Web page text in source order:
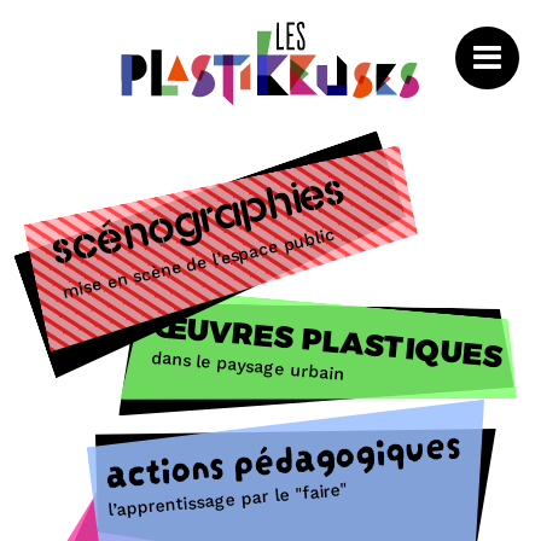
Scénographies
mise en scène de l’espace public
ŒUVRES PLASTIQUES
dans le paysage urbain
actions pédagogiques
l’apprentissage par le "faire"